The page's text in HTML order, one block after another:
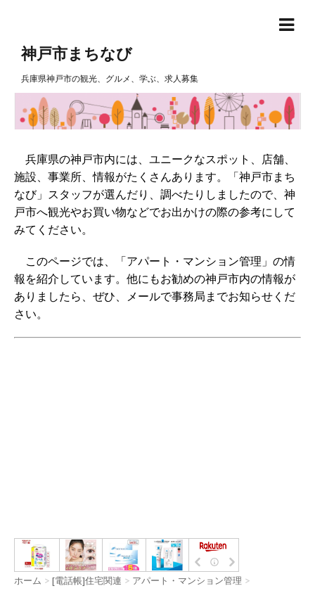
神戸市まちなび
兵庫県神戸市の観光、グルメ、学ぶ、求人募集
兵庫県の神戸市内には、ユニークなスポット、店舗、
施設、事業所、情報がたくさんあります。「神戸市まち
なび」スタッフが選んだり、調べたりしましたので、神
戸市へ観光やお買い物などでお出かけの際の参考にして
みてください。
このページでは、「アパート・マンション管理」の情
報を紹介しています。他にもお勧めの神戸市内の情報が
ありましたら、ぜひ、メールで事務局までお知らせくだ
さい。
ホーム > [電話帳]住宅関連 > アパート・マンション管理 >